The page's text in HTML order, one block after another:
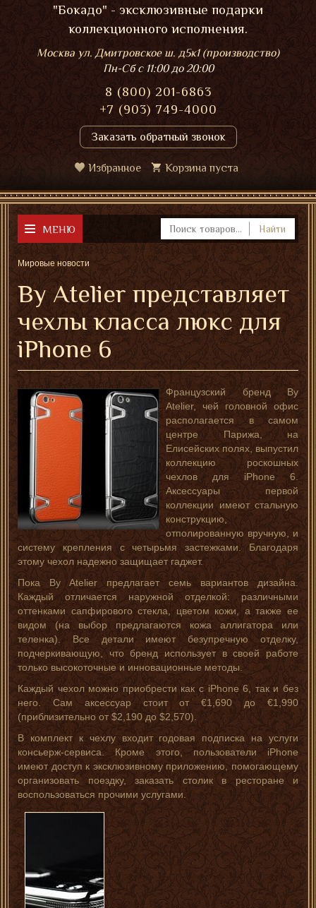
"Бокадо" - эксклюзивные подарки
коллекционного исполнения.
Москва ул. Дмитровское ш. д5к1 (производство)
Пн-Сбс 11:00 до 20:00
8 (800) 201-6863
+7 (903) 749-4000
Заказать обратный звонок
Избранное Корзина пуста
МЕНЮ Найти
Мировые новости
By Atelier представляет
чехлы класса люкс для
iPhone 6
Французский бренд By
Atelier, чей головной офис
располагается в самом
центре Парижа, на
Елисейских полях, выпустил
коллекцию роскошных
чехлов для iPhone 6.
Аксессуары первой
коллекции имеют стальную
конструкцию,
отполированную вручную, и
систему крепления с четырьмя застежками. Благодаря
этому чехол надежно защищает гаджет.
Пока By Atelier предлагает семь вариантов дизайна.
Каждый отличается наружной отделкой: различными
оттенками сапфирового стекла, цветом кожи, а также ее
видом (на выбор предлагаются кожа аллигатора или
теленка). Все детали имеют безупречную отделку,
подчеркивающую, что бренд использует в своей работе
только высокоточные и инновационные методы.
Каждый чехол можно приобрести как с iPhone 6, так и без
него. Сам аксессуар стоит от €1,690 до €1,990
(приблизительно от $2,190 до $2,570).
В комплект к чехлу входит годовая подписка на услуги
консьерж-сервиса. Кроме этого, пользователи iPhone
имеют доступ к эксклюзивному приложению, помогающему
организовать поездку, заказать столик в ресторане и
воспользоваться прочими услугами.